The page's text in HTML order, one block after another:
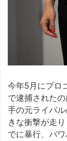
今年5月にプロ
で逮捕された
手の元ライバ
きな衝撃が走
でに暴行、パ